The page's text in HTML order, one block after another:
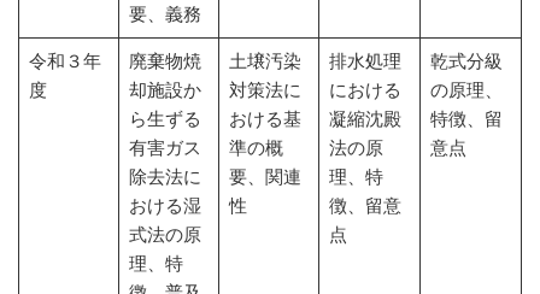
要、義務
令和３年
度
廃棄物焼
却施設か
ら生ずる
有害ガス
除去法に
おける湿
式法の原
理、特
土壌汚染
対策法に
おける基
準の概
要、関連
性
排水処理
における
凝縮沈殿
法の原
理、特
徴、留意
点
乾式分級
の原理、
特徴、留
意点